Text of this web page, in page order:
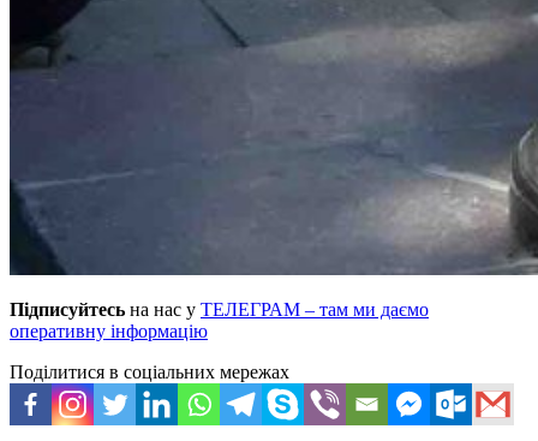
Підписуйтесь на нас у ТЕЛЕГРАМ – там ми даємо
оперативну інформацію
Поділитися в соціальних мережах